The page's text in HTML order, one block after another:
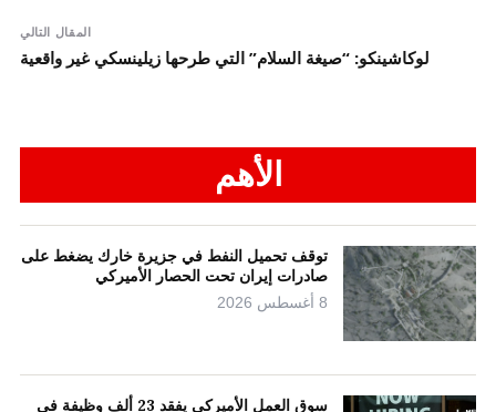
المقال التالي
لوكاشينكو: “صيغة السلام” التي طرحها زيلينسكي غير واقعية
الأهم
توقف تحميل النفط في جزيرة خارك يضغط على
صادرات إيران تحت الحصار الأميركي
8 أغسطس 2026
سوق العمل الأميركي يفقد 23 ألف وظيفة في